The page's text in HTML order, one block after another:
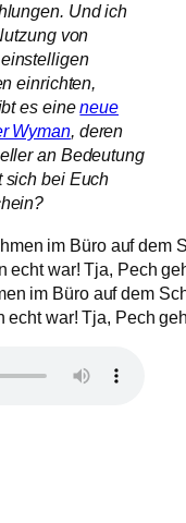
Und ich
von
einrichten,
es eineneue
Wyman, deren
an Bedeutung
bei Euch
im Büro auf dem
echt war! Tja, Pech